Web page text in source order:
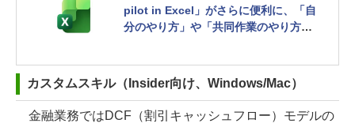
pilot in Excel」がさらに便利に、「自
分のやり方」や「共同作業のやり方」
カスタムスキル（Insider向け、Windows/Mac）
金融業務ではDCF（割引キャッシュフロー）モデルの